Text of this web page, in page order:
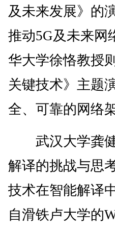
及未来发展》的
推动5G及未来网
华大学徐恪教授
关键技术》主题
全、可靠的网络
武汉大学龚健
解译的挑战与思
技术在智能解译
自滑铁卢大学的